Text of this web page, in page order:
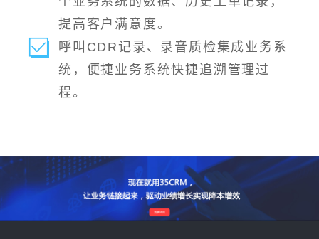
提高客户满意度。
呼叫CDR记录、录音质检集成业务系
统，便捷业务系统快捷追溯管理过
程。